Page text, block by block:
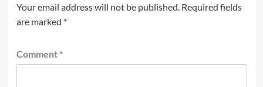
Your email address will not be published. Required fields
are marked *
Comment *